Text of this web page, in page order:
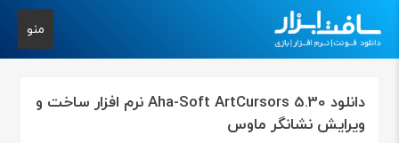
منو
دانلود Aha-Soft ArtCursors 5.30 نرم افزار ساخت و
ویرایش نشانگر ماوس